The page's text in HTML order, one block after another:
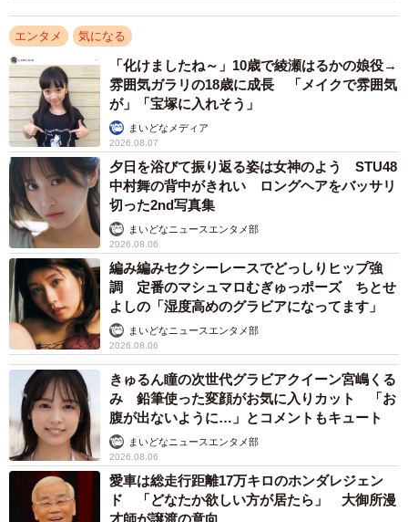
エンタメ 気になる
「化けましたね～」10歳で綾瀬はるかの娘役→
雰囲気ガラリの18歳に成長 「メイクで雰囲気
が」「宝塚に入れそう」
まいどなメディア
2026.08.07
夕日を浴びて振り返る姿は女神のよう STU48
中村舞の背中がきれい ロングヘアをバッサリ
切った2nd写真集
まいどなニュースエンタメ部
2026.08.06
編み編みセクシーレースでどっしりヒップ強
調 定番のマシュマロむぎゅっポーズ ちとせ
よしの「湿度高めのグラビアになってます」
まいどなニュースエンタメ部
2026.08.06
きゅるん瞳の次世代グラビアクイーン宮嶋くる
み 鉛筆使った変顔がお気に入りカット 「お
腹が出ないように…」とコメントもキュート
まいどなニュースエンタメ部
2026.08.06
愛車は総走行距離17万キロのホンダレジェン
ド 「どなたか欲しい方が居たら」 大御所漫
才師が譲渡の意向